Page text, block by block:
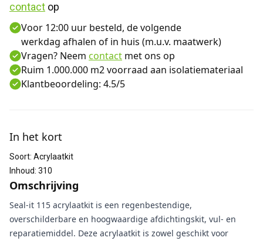
contact op
Voor 12:00 uur besteld, de volgende
werkdag afhalen of in huis (m.u.v. maatwerk)
Vragen? Neem contact met ons op
Ruim 1.000.000 m2 voorraad aan isolatiemateriaal
Klantbeoordeling: 4.5/5
In het kort
Soort: Acrylaatkit
Inhoud: 310
Omschrijving
Seal-it 115 acrylaatkit is een regenbestendige,
overschilderbare en hoogwaardige afdichtingskit, vul- en
reparatiemiddel. Deze acrylaatkit is zowel geschikt voor